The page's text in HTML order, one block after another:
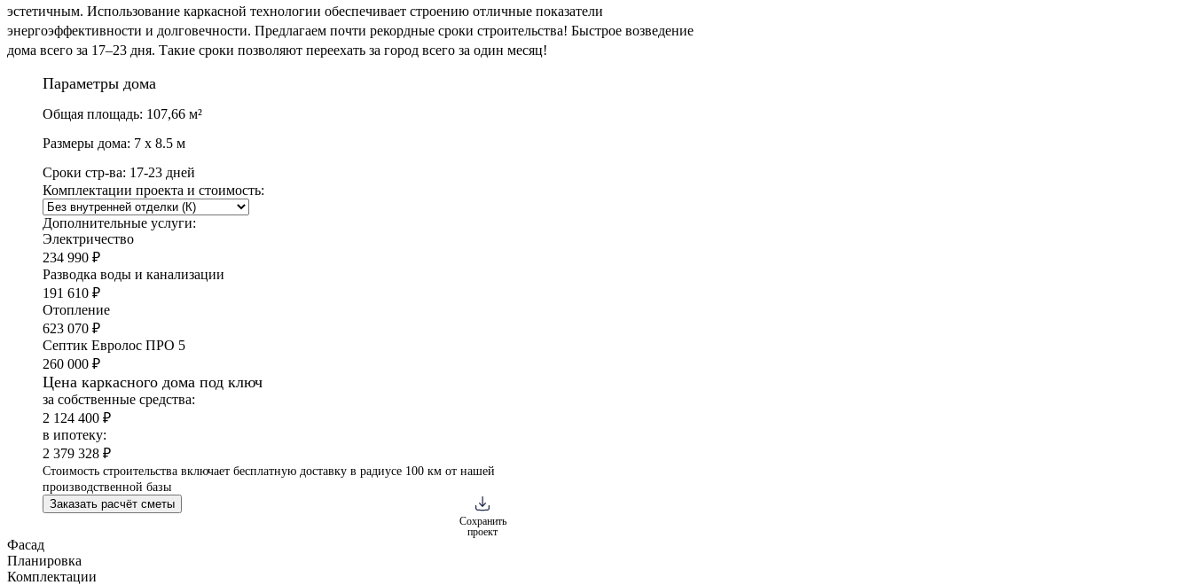
эстетичным. Использование каркасной технологии обеспечивает строению отличные показатели
энергоэффективности и долговечности. Предлагаем почти рекордные сроки строительства! Быстрое возведение
дома всего за 17–23 дня. Такие сроки позволяют переехать за город всего за один месяц!
Параметры дома
Общая площадь: 107,66 м²
Размеры дома: 7 x 8.5 м
Сроки стр-ва: 17-23 дней
Комплектации проекта и стоимость:
Дополнительные услуги:
Электричество
234 990 ₽
Разводка воды и канализации
191 610 ₽
Отопление
623 070 ₽
Септик Евролос ПРО 5
260 000 ₽
Цена каркасного дома под ключ
за собственные средства:
2 124 400 ₽
в ипотеку:
2 379 328 ₽
Стоимость строительства включает бесплатную доставку в радиусе 100 км от нашей
производственной базы
Заказать расчёт сметы
Сохранить
проект
Фасад
Планировка
Комплектации